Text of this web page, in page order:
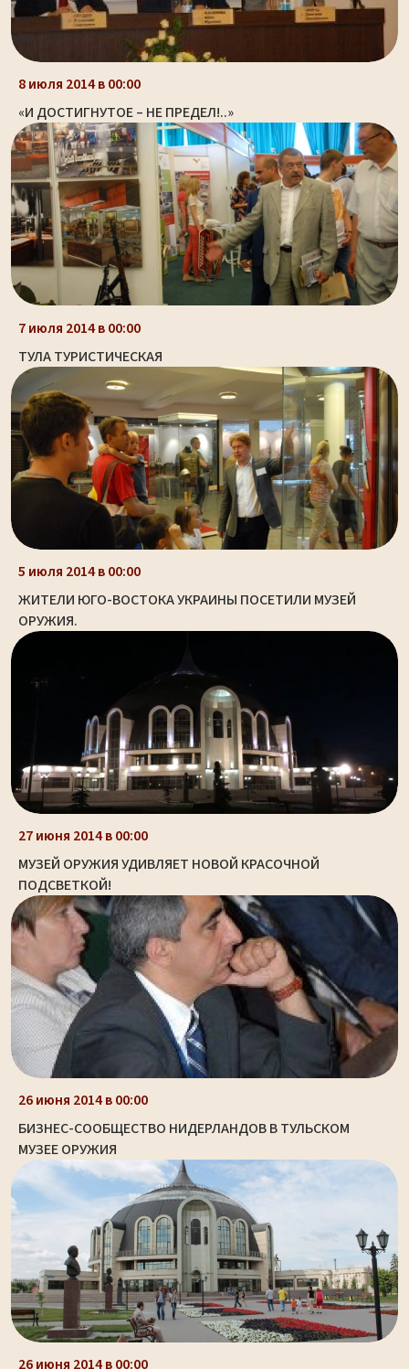
8 июля 2014 в 00:00
«И ДОСТИГНУТОЕ – НЕ ПРЕДЕЛ!..»
7 июля 2014 в 00:00
ТУЛА ТУРИСТИЧЕСКАЯ
5 июля 2014 в 00:00
ЖИТЕЛИ ЮГО-ВОСТОКА УКРАИНЫ ПОСЕТИЛИ МУЗЕЙ
ОРУЖИЯ.
27 июня 2014 в 00:00
МУЗЕЙ ОРУЖИЯ УДИВЛЯЕТ НОВОЙ КРАСОЧНОЙ
ПОДСВЕТКОЙ!
26 июня 2014 в 00:00
БИЗНЕС-СООБЩЕСТВО НИДЕРЛАНДОВ В ТУЛЬСКОМ
МУЗЕЕ ОРУЖИЯ
26 июня 2014 в 00:00